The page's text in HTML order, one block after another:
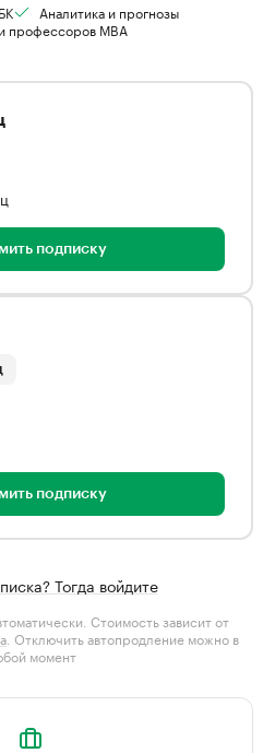
Аналитика и прогнозы
профессоров MBA
подписку
подписку
Тогда войдите
Стоимость зависит от
. Отключить автопродление можно в
момент